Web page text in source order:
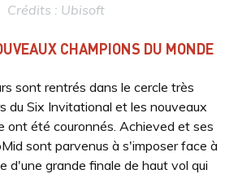
Crédits : Ubisoft
CHAMPIONS DU MONDE
sont rentrés dans le cercle très
du Six Invitational et les nouveaux
ont été couronnés. Achieved et ses
sont parvenus à s'imposer face à
d'une grande finale de haut vol qui